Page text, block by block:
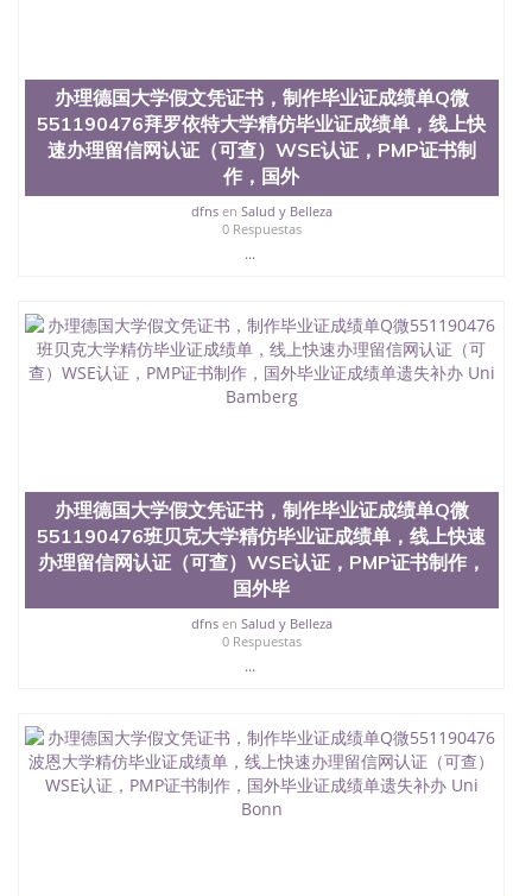
学院的毕业证成绩单所使用的材料，尺寸大小，防伪
结构（包括：水印，阴影底纹，钢印LOGO烫金烫
银，LOGO烫金烫银复合重叠。 文字图案浮雕，激光
镭射，紫外荧光，温感，复印防伪）都有原版本文凭
对照。质量得到了广大海外客户群体的认可，同时和
海外学校留学中介， 同时能做到与时俱进，及时掌握
各大院校的（毕业证，成绩单，资格证，学生卡，结
业证，录取通知书，在读证明等相关材料）的版本更
新信息， 能够在时间掌握的海外学历文凭的样版，尺
们在保证合理定价的同时，坚持较高性价比，通过品
质和效率不断优化，为您倾情诠释什么是高性价比。
咨询顾问：Sam q/微信:551190476 Q/微
信:551190476办理毕业证成绩单、教育部认证,录取通
文凭、假文凭假毕业证假学历书制作、假制作、办
理、仿制学位证书、毕业证文凭、文凭毕业证、毕业
证认证、留服认证、使馆认证、使馆证明、使馆留学
回国人员证明、留学生认证、学历认证、文凭认证学
位认证、留学生学历认证、留学生学位认证、英国文
凭学历、美国文凭学历、澳洲文凭学历、加拿大文凭
学历、新西兰学历认证等q:551190476 微信：
University）圣何塞州立大学成绩单（San Jose State
University）圣何塞州立大学成绩单（ San Jose State
University）圣何塞州立大学成绩单（San Jose State
University）成绩单圣何塞州立大学文凭（San Jose
State University）圣何塞州立大学（San Jose State
办理德国大学假文凭证书，制作毕业证成绩单Q微
551190476拜罗依特大学精仿毕业证成绩单，线上快
速办理留信网认证（可查）WSE认证，PMP证书制
作，国外
dfnsen Salud y Belleza
0 Respuestas
...
办理德国大学假文凭证书，制作毕业证成绩单Q微
551190476班贝克大学精仿毕业证成绩单，线上快速
办理留信网认证（可查）WSE认证，PMP证书制作，
国外毕
dfnsen Salud y Belleza
0 Respuestas
...